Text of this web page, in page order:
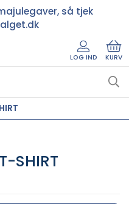
så tjek
LOG IND KURV
SHIRT